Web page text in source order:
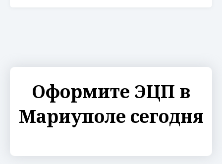
Оформите ЭЦП в
Мариуполе сегодня